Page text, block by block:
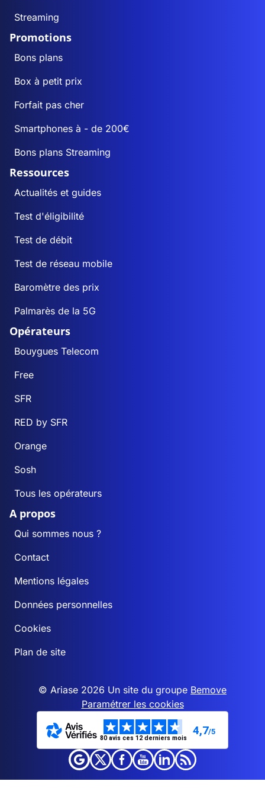
Streaming
Promotions
Bons plans
Box à petit prix
Forfait pas cher
Smartphones à - de 200€
Bons plans Streaming
Ressources
Actualités et guides
Test d'éligibilité
Test de débit
Test de réseau mobile
Baromètre des prix
Palmarès de la 5G
Opérateurs
Bouygues Telecom
Free
SFR
RED by SFR
Orange
Sosh
Tous les opérateurs
A propos
Qui sommes nous ?
Contact
Mentions légales
Données personnelles
Cookies
Plan de site
© Ariase 2026 Un site du groupe Bemove
Paramétrer les cookies
80 avis ces 12 derniers mois
4,7/5